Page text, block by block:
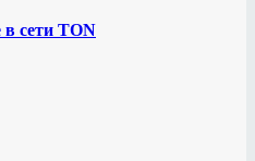
в сети TON